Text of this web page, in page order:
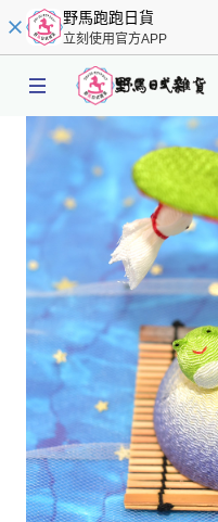
野馬跑跑日貨
立刻使用官方APP